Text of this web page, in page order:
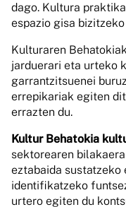
dago. Kultura
espazio gisa
Kulturaren
jarduerari eta urteko
garrantzitsuenei
errepikariak egiten
errazten du.
Kultur Behatokia
sektorearen
eztabaida sustatzeko
identifikatzeko
urtero egiten du